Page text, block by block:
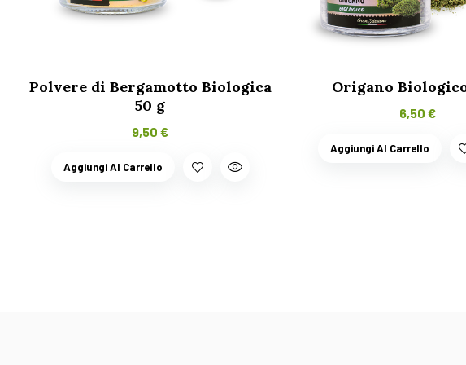
Polvere di Bergamotto Biologica
50 g
9,50€
Aggiungi Al Carrello
Origano
6,50 €
Aggiungi Al Carrello